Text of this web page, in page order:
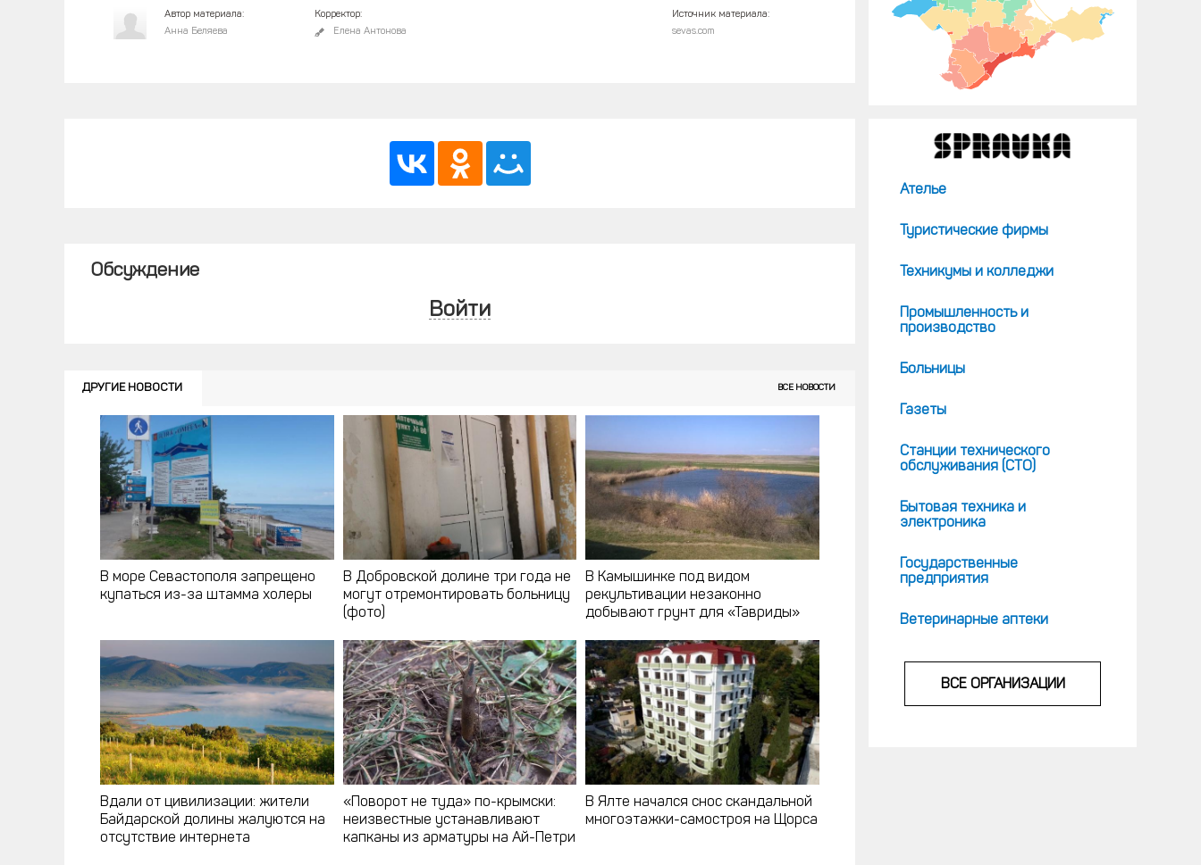
Автор материала:
Анна Беляева
Корректор:
Елена Антонова
Источник материала:
sevas.com
Обсуждение
Войти
В море Севастополя запрещено
купаться из-за штамма холеры
В Добровской долине три года не
могут отремонтировать больницу
(фото)
В Камышинке под видом
рекультивации незаконно
добывают грунт для «Тавриды»
Вдали от цивилизации: жители
Байдарской долины жалуются на
отсутствие интернета
«Поворот не туда» по-крымски:
неизвестные устанавливают
капканы из арматуры на Ай-Петри
В Ялте начался снос скандальной
многоэтажки-самостроя на Щорса
ДРУГИЕ НОВОСТИ ВСЕ НОВОСТИ
Ателье
Туристические фирмы
Техникумы и колледжи
Промышленность и
производство
Больницы
Газеты
Станции технического
обслуживания (СТО)
Бытовая техника и
электроника
Государственные
предприятия
Ветеринарные аптеки
ВСЕ ОРГАНИЗАЦИИ